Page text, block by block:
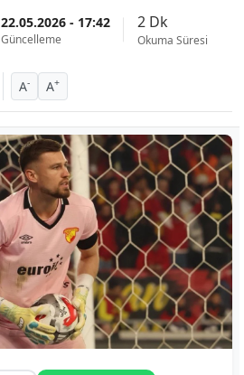
22.05.2026 - 17:42
Güncelleme
2 Dk
Okuma Süresi
A- A+